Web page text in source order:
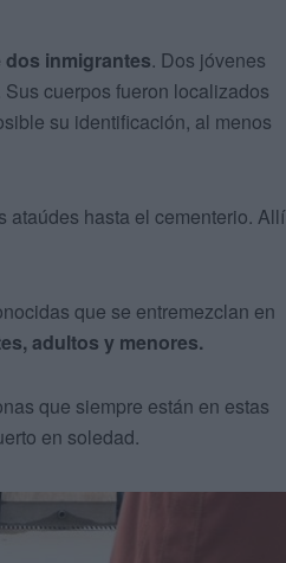
dos inmigrantes. Dos jóvenes
cuerpos fueron localizados
su identificación, al menos
ataúdes hasta el cementerio. Allí
que se entremezclan en
adultos y menores.
que siempre están en estas
en soledad.